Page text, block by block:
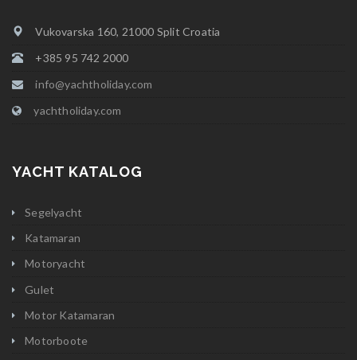
Vukovarska 160, 21000 Split Croatia
+385 95 742 2000
info@yachtholiday.com
yachtholiday.com
YACHT KATALOG
Segelyacht
Katamaran
Motoryacht
Gulet
Motor Katamaran
Motorboote